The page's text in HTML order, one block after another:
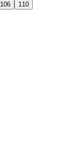
106 110